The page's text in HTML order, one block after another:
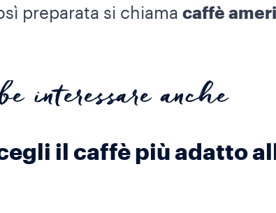
preparata si chiama caffè
interessare anche
il caffè più adatto